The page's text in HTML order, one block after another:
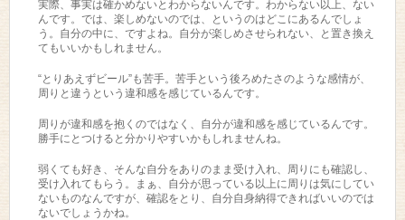
実際、事実は確かめないとわからないんです。わからない以上、ない
んです。では、楽しめないのでは、というのはどこにあるんでしょ
う。自分の中に、ですよね。自分が楽しめさせられない、と置き換え
てもいいかもしれません。
“とりあえずビール”も苦手。苦手という後ろめたさのような感情が、
周りと違うという違和感を感じているんです。
周りが違和感を抱くのではなく、自分が違和感を感じているんです。
勝手にとつけると分かりやすいかもしれませんね。
弱くても好き、そんな自分をありのまま受け入れ、周りにも確認し、
受け入れてもらう。まぁ、自分が思っている以上に周りは気にしてい
ないものなんですが、確認をとり、自分自身納得できればいいのでは
ないでしょうかね。